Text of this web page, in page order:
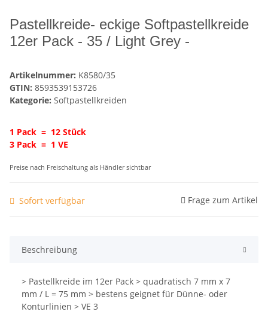
Pastellkreide- eckige Softpastellkreide
12er Pack - 35 / Light Grey -
Artikelnummer: K8580/35
GTIN: 8593539153726
Kategorie: Softpastellkreiden
1 Pack = 12 Stück
3 Pack = 1 VE
Preise nach Freischaltung als Händler sichtbar
Sofort verfügbar Frage zum Artikel
Beschreibung
> Pastellkreide im 12er Pack > quadratisch 7 mm x 7
mm / L = 75 mm > bestens geignet für Dünne- oder
Konturlinien > VE 3